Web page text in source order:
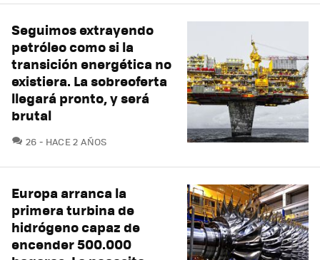
Seguimos extrayendo
petróleo como si la
transición energética no
existiera. La sobreoferta
llegará pronto, y será
brutal
26 COMENTARIOS
HACE 2 AÑOS
Europa arranca la
primera turbina de
hidrógeno capaz de
encender 500.000